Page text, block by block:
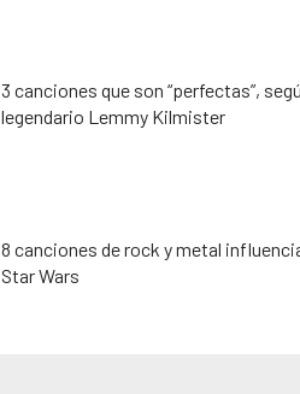
3 canciones que son “perfectas”,
legendario Lemmy Kilmister
8 canciones de rock y metal
Star Wars